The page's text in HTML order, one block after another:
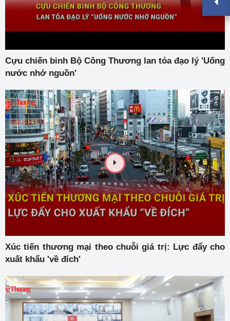
Cựu chiến binh Bộ Công Thương lan tỏa đạo lý 'Uống
nước nhớ nguồn'
Xúc tiến thương mại theo chuỗi giá trị: Lực đẩy cho
xuất khẩu 'về đích'